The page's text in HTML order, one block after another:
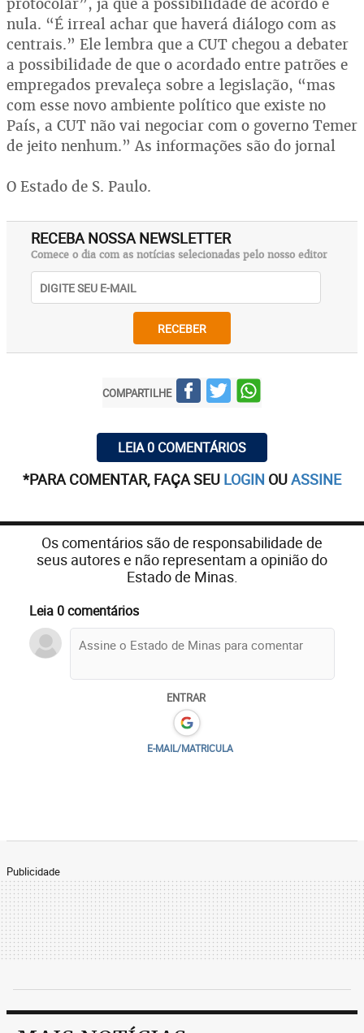
nula. “É irreal achar que haverá diálogo com as
centrais.” Ele lembra que a CUT chegou a debater
a possibilidade de que o acordado entre patrões e
empregados prevaleça sobre a legislação, “mas
com esse novo ambiente político que existe no
País, a CUT não vai negociar com o governo Temer
de jeito nenhum.” As informações são do jornal
O Estado de S. Paulo.
RECEBA NOSSA NEWSLETTER
Comece o dia com as notícias selecionadas pelo nosso editor
RECEBER
COMPARTILHE
LEIA 0 COMENTÁRIOS
*PARA COMENTAR, FAÇA SEU LOGIN OUASSINE
Os comentários são de responsabilidade de
seus autores e não representam a opinião do
Estado de Minas.
Leia 0 comentários
ENTRAR
E-MAIL/MATRICULA
Publicidade